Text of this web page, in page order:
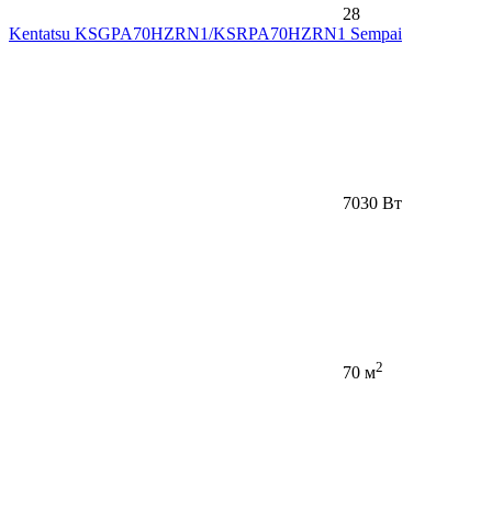
28
Kentatsu KSGPA70HZRN1/KSRPA70HZRN1 Sempai
7030 Вт
70 м2